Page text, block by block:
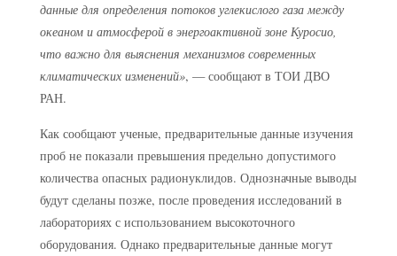
данные для определения потоков углекислого газа между
океаном и атмосферой в энергоактивной зоне Куросио,
что важно для выяснения механизмов современных
климатических изменений», — сообщают в ТОИ ДВО
РАН.
Как сообщают ученые, предварительные данные изучения
проб не показали превышения предельно допустимого
количества опасных радионуклидов. Однозначные выводы
будут сделаны позже, после проведения исследований в
лабораториях с использованием высокоточного
оборудования. Однако предварительные данные могут